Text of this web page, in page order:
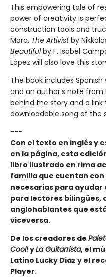
This empowering tale of
power of creativity is
construction tools and
Mora, The Artivistby
Beautifulby F. Isabel
López will also love this
The book includes
and an author’s note from
behind the story and a link
downloadable song of the
---
Con el texto en inglés y
en la página, esta
libro ilustrado en rima
familia que cuentan
necesarias para ayudar
para lectores bilingües,
anglohablantes que
viceversa.
De los creadores de
Cool!yLa Guitarrista, el
Latino Lucky Diaz y el
Player.